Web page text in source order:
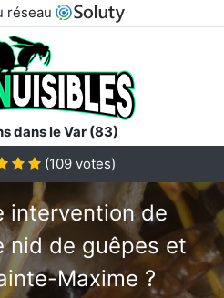
réseau
dans le Var (83)
(109votes)
intervention de
nid de guêpes et
Maxime ?